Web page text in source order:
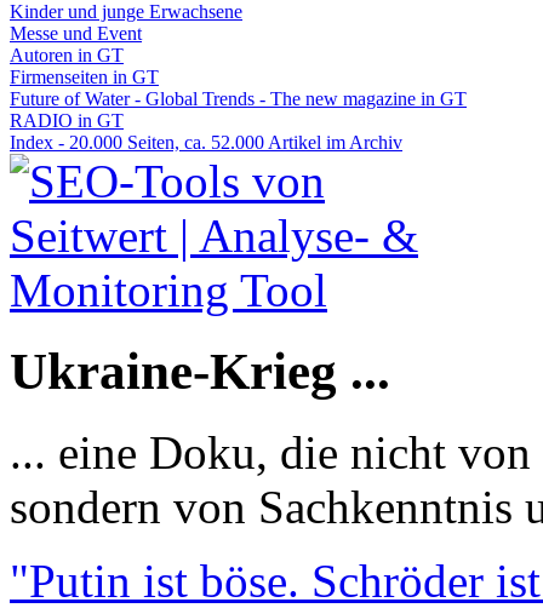
Kinder und junge Erwachsene
Messe und Event
Autoren in GT
Firmenseiten in GT
Future of Water - Global Trends - The new magazine in GT
RADIO in GT
Index - 20.000 Seiten, ca. 52.000 Artikel im Archiv
Ukraine-Krieg ...
... eine Doku, die nicht
sondern von Sachkenntnis
"Putin ist böse. Schröder